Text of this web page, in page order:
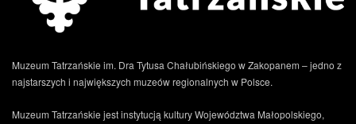
Muzeum Tatrzańskie im. Dra Tytusa Chałubińskiego w Zakopanem – jedno z
najstarszych i największych muzeów regionalnych w Polsce.
Muzeum Tatrzańskie jest instytucją kultury Województwa Małopolskiego,